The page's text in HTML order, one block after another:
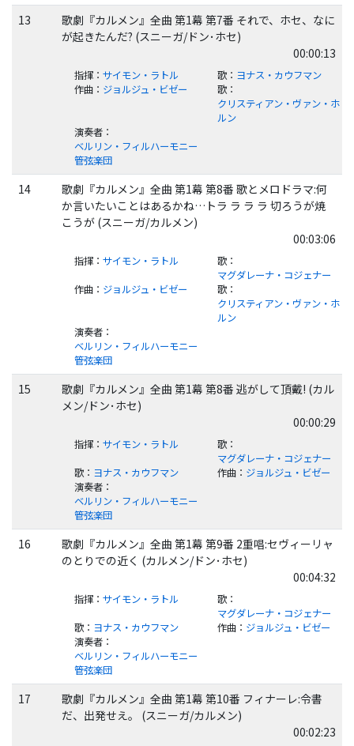
13
歌劇『カルメン』全曲 第1幕 第7番 それで、ホセ、なに
が起きたんだ? (スニーガ/ドン･ホセ)
00:00:13
指揮： サイモン・ラトル 歌： ヨナス・カウフマン
作曲： ジョルジュ・ビゼー 歌：
クリスティアン・ヴァン・ホ
ルン
演奏者：
ベルリン・フィルハーモニー
管弦楽団
14
歌劇『カルメン』全曲 第1幕 第8番 歌とメロドラマ:何
か言いたいことはあるかね…トラ ラ ラ ラ 切ろうが焼
こうが (スニーガ/カルメン)
00:03:06
指揮： サイモン・ラトル 歌：
マグダレーナ・コジェナー
作曲： ジョルジュ・ビゼー 歌：
クリスティアン・ヴァン・ホ
ルン
演奏者：
ベルリン・フィルハーモニー
管弦楽団
15
歌劇『カルメン』全曲 第1幕 第8番 逃がして頂戴! (カル
メン/ドン･ホセ)
00:00:29
指揮： サイモン・ラトル 歌：
マグダレーナ・コジェナー
歌： ヨナス・カウフマン 作曲： ジョルジュ・ビゼー
演奏者：
ベルリン・フィルハーモニー
管弦楽団
16
歌劇『カルメン』全曲 第1幕 第9番 2重唱:セヴィーリャ
のとりでの近く (カルメン/ドン･ホセ)
00:04:32
指揮： サイモン・ラトル 歌：
マグダレーナ・コジェナー
歌： ヨナス・カウフマン 作曲： ジョルジュ・ビゼー
演奏者：
ベルリン・フィルハーモニー
管弦楽団
17
歌劇『カルメン』全曲 第1幕 第10番 フィナーレ:令書
だ、出発せえ。 (スニーガ/カルメン)
00:02:23